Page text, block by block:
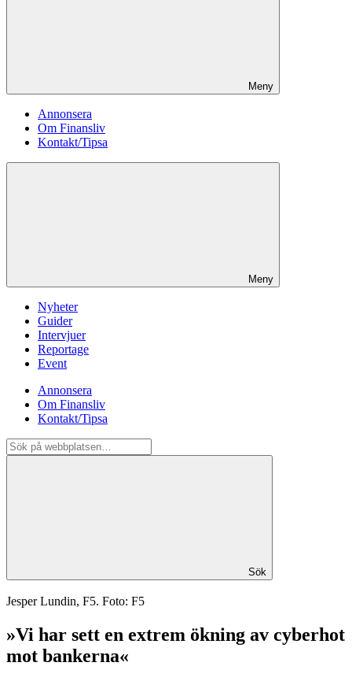
Meny
Annonsera
Om Finansliv
Kontakt/Tipsa
Meny
Nyheter
Guider
Intervjuer
Reportage
Event
Annonsera
Om Finansliv
Kontakt/Tipsa
Sök
Jesper Lundin, F5. Foto: F5
»Vi har sett en extrem ökning av cyberhot
mot bankerna«